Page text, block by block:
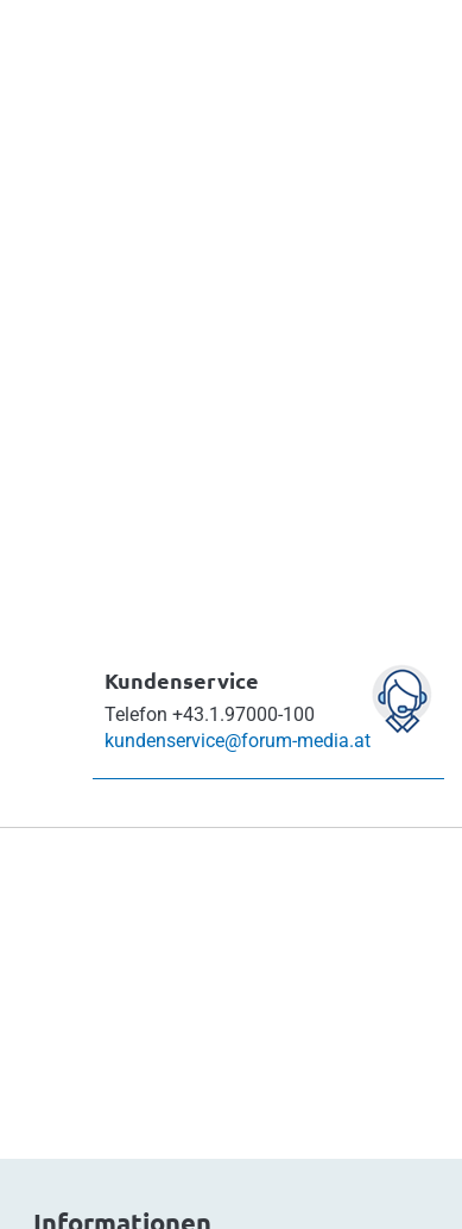
Kundenservice
Telefon +43.1.97000-100
kundenservice@forum-media.at
Informationen